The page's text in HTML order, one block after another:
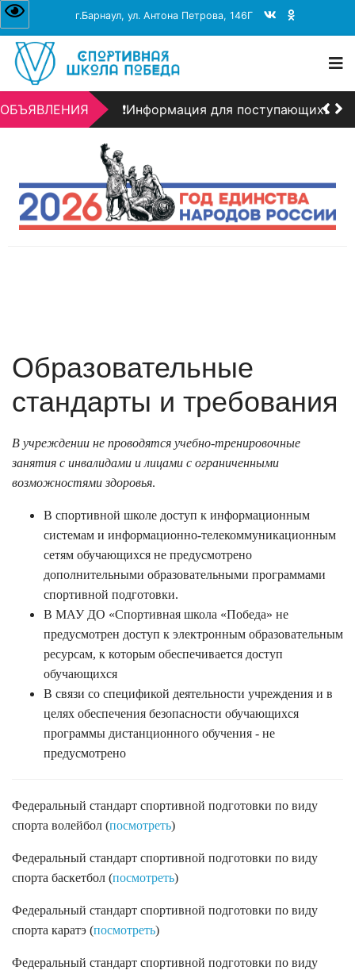
г.Барнаул, ул. Антона Петрова, 146Г
пн-пт 08:00–17:00
ОБЪЯВЛЕНИЯ
❗Информация для поступающих❗
День открытых дверей!!!
❗Информация для поступающих❗
Образовательные
стандарты и требования
В учреждении не проводятся учебно-тренировочные
занятия с инвалидами и лицами с ограниченными
возможностями здоровья.
В спортивной школе доступ к информационным
системам и информационно-телекоммуникационным
сетям обучающихся не предусмотрено
дополнительными образовательными программами
спортивной подготовки.
В МАУ ДО «Спортивная школа «Победа» не
предусмотрен доступ к электронным образовательным
ресурсам, к которым обеспечивается доступ
обучающихся
В связи со спецификой деятельности учреждения и в
целях обеспечения безопасности обучающихся
программы дистанционного обучения - не
предусмотрено
Федеральный стандарт спортивной подготовки по виду
спорта волейбол (посмотреть)
Федеральный стандарт спортивной подготовки по виду
спорта баскетбол (посмотреть)
Федеральный стандарт спортивной подготовки по виду
спорта каратэ (посмотреть)
Федеральный стандарт спортивной подготовки по виду